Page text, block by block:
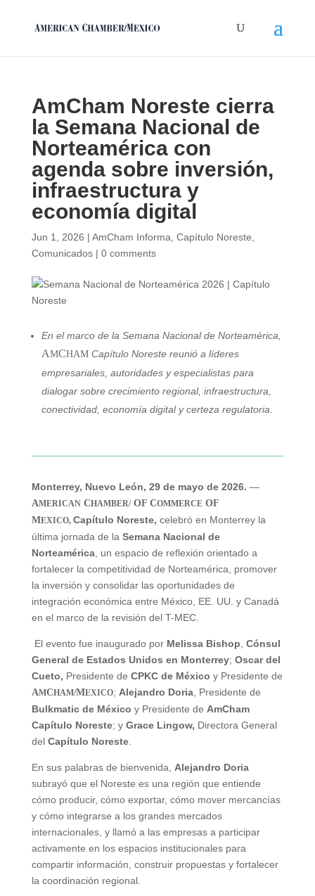
AmCham Noreste cierra
la Semana Nacional de
Norteamérica con
agenda sobre inversión,
infraestructura y
economía digital
Jun 1, 2026 | AmCham Informa Capítulo Noreste
Comunicados| 0 comments
En el marco de la Semana Nacional de Norteamérica,
AMCHAMCapítulo Noreste reunió a líderes
empresariales, autoridades y especialistas para
dialogar sobre crecimiento regional, infraestructura,
conectividad, economía digital y certeza regulatoria.
Monterrey, Nuevo León, 29 de mayo de 2026. —
AMERICANCHAMBER/OF COMMERCEOF
MEXICO, Capítulo Noreste, celebró en Monterrey la
última jornada de la Semana Nacional de
Norteamérica, un espacio de reflexión orientado a
fortalecer la competitividad de Norteamérica, promover
la inversión y consolidar las oportunidades de
integración económica entre México, EE. UU. y Canadá
en el marco de la revisión del T-MEC.
El evento fue inaugurado por Melissa Bishop Cónsul
General de Estados Unidos en Monterrey; Oscar del
Cueto, Presidente de CPKC de México y Presidente de
AMCHAM/MEXICO; Alejandro Doria, Presidente de
Bulkmatic de México y Presidente de AmCham
Capítulo Noreste; y Grace Lingow, Directora General
del Capítulo Noreste.
En sus palabras de bienvenida, Alejandro Doria
subrayó que el Noreste es una región que entiende
cómo producir, cómo exportar, cómo mover mercancías
y cómo integrarse a los grandes mercados
internacionales, y llamó a las empresas a participar
activamente en los espacios institucionales para
compartir información, construir propuestas y fortalecer
la coordinación regional.